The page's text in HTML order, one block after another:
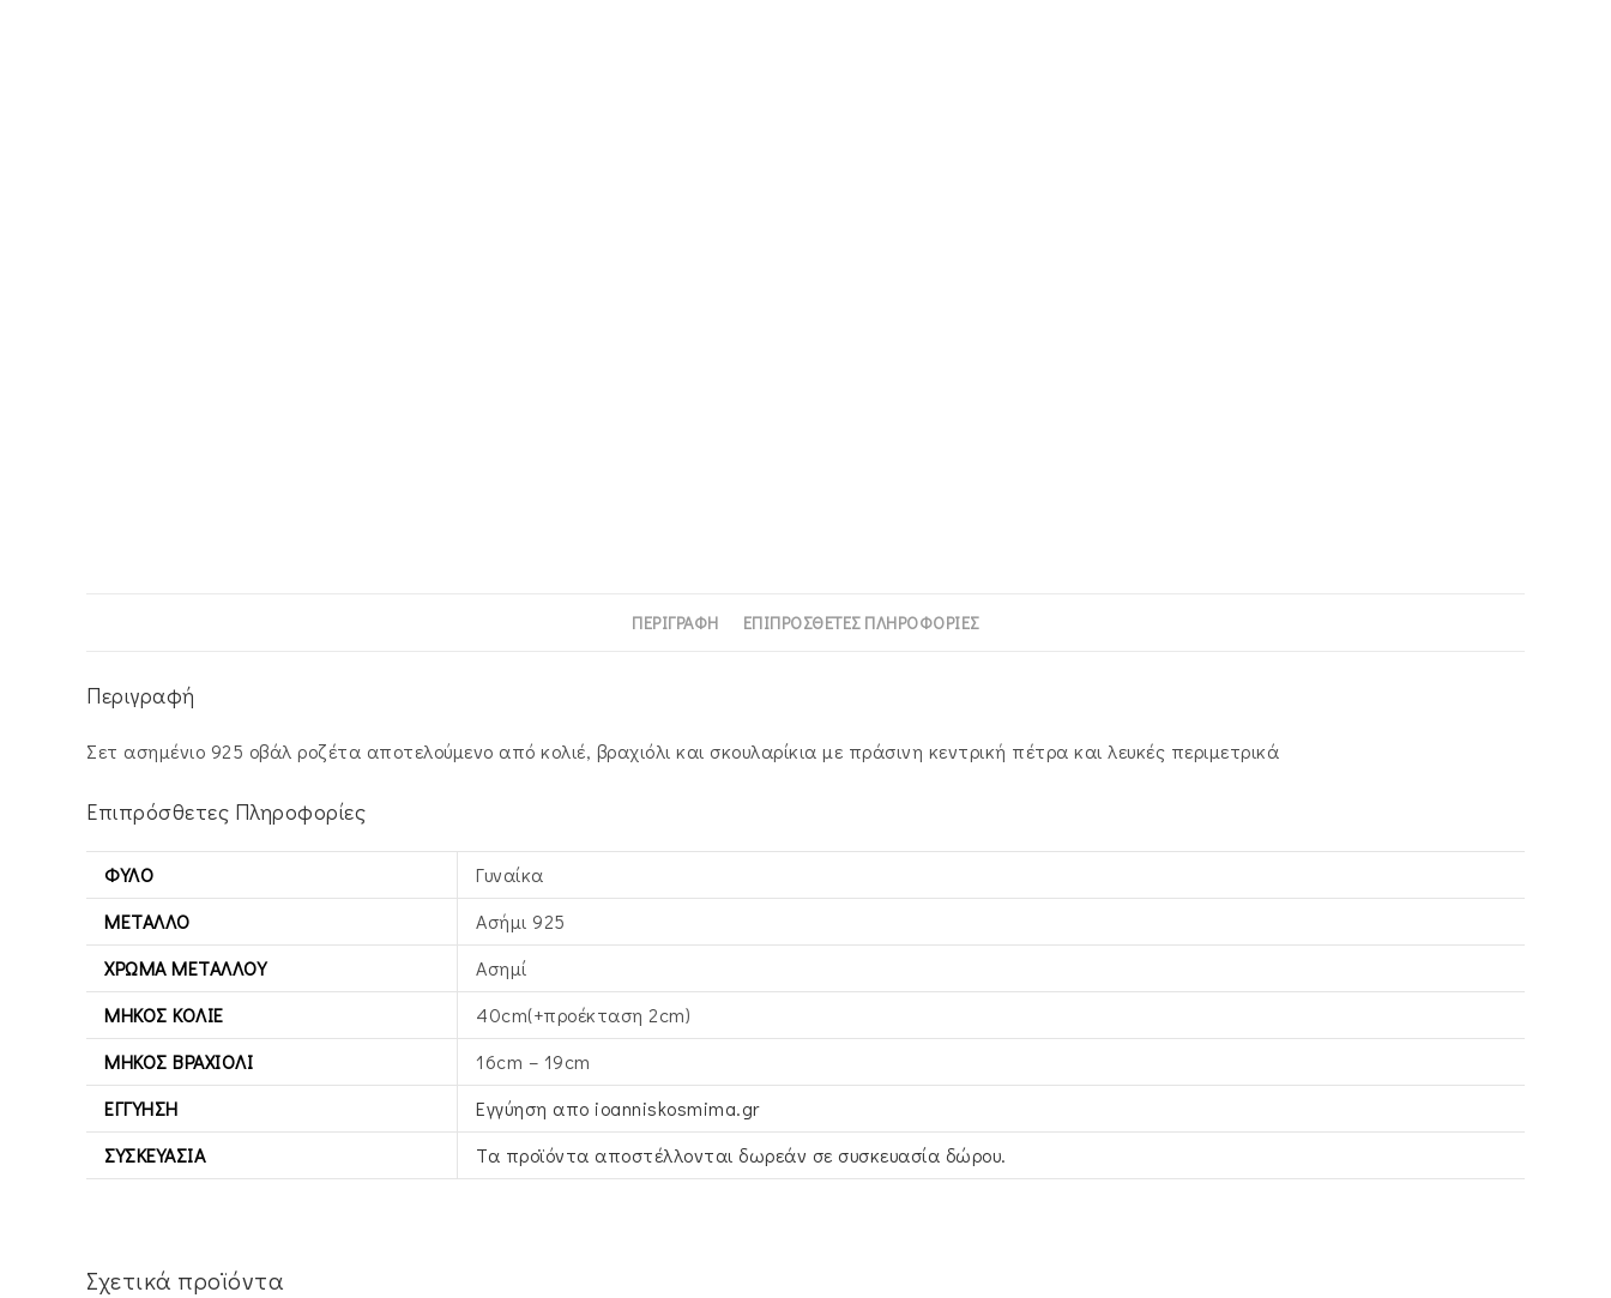
ΠΕΡΙΓΡΑΦΉ ΕΠΙΠΡΌΣΘΕΤΕΣ ΠΛΗΡΟΦΟΡΊΕΣ
Περιγραφή
Σετ ασημένιο 925 οβάλ ροζέτα αποτελούμενο από κολιέ, βραχιόλι και σκουλαρίκια με πράσινη κεντρική πέτρα και λευκές περιμετρικά
Επιπρόσθετες Πληροφορίες
ΦΎΛΟ
Γυναίκα
ΜΈΤΑΛΛΟ
Ασήμι 925
ΧΡΏΜΑ ΜΕΤΆΛΛΟΥ
Ασημί
ΜΉΚΟΣ ΚΟΛΙΈ
40cm(+προέκταση 2cm)
ΜΉΚΟΣ ΒΡΑΧΙΌΛΙ
16cm – 19cm
ΕΓΓΎΗΣΗ
Εγγύηση απο ioanniskosmima.gr
ΣΥΣΚΕΥΑΣΊΑ
Τα προϊόντα αποστέλλονται δωρεάν σε συσκευασία δώρου.
Σχετικά προϊόντα